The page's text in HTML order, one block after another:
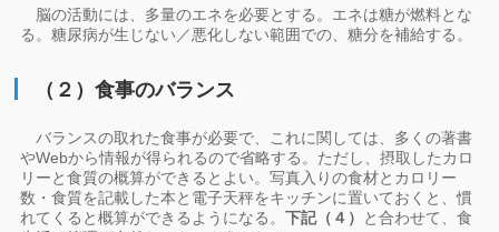
脳の活動には、多量のエネを必要とする。エネは糖が燃料とな
る。糖尿病が生じない／悪化しない範囲での、糖分を補給する。
（２）食事のバランス
バランスの取れた食事が必要で、これに関しては、多くの著書
やWebから情報が得られるので省略する。ただし、摂取したカロ
リーと食質の概算ができるとよい。写真入りの食材とカロリー
数・食質を記載した本と電子天秤をキッチンに置いておくと、慣
れてくると概算ができるようになる。下記（４） と合わせて、食